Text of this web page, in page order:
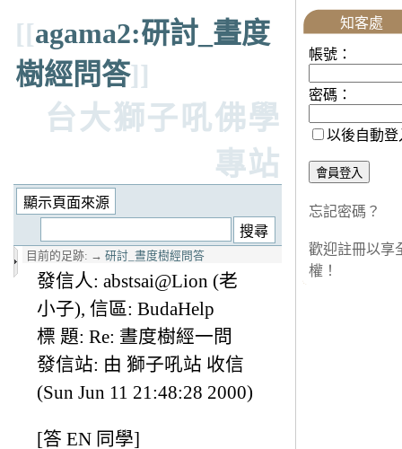
[[agama2:研討_晝度
樹經問答]]
台大獅子吼佛學
專站
目前的足跡: → 研討_晝度樹經問答
發信人: abstsai@Lion (老
小子), 信區: BudaHelp
標 題: Re: 晝度樹經一問
發信站: 由 獅子吼站 收信
(Sun Jun 11 21:48:28 2000)
[答 EN 同學]
知客處
帳號：
密碼：
以後自動登
忘記密碼？
歡迎註冊以享
權！